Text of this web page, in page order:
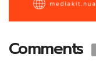
Comments